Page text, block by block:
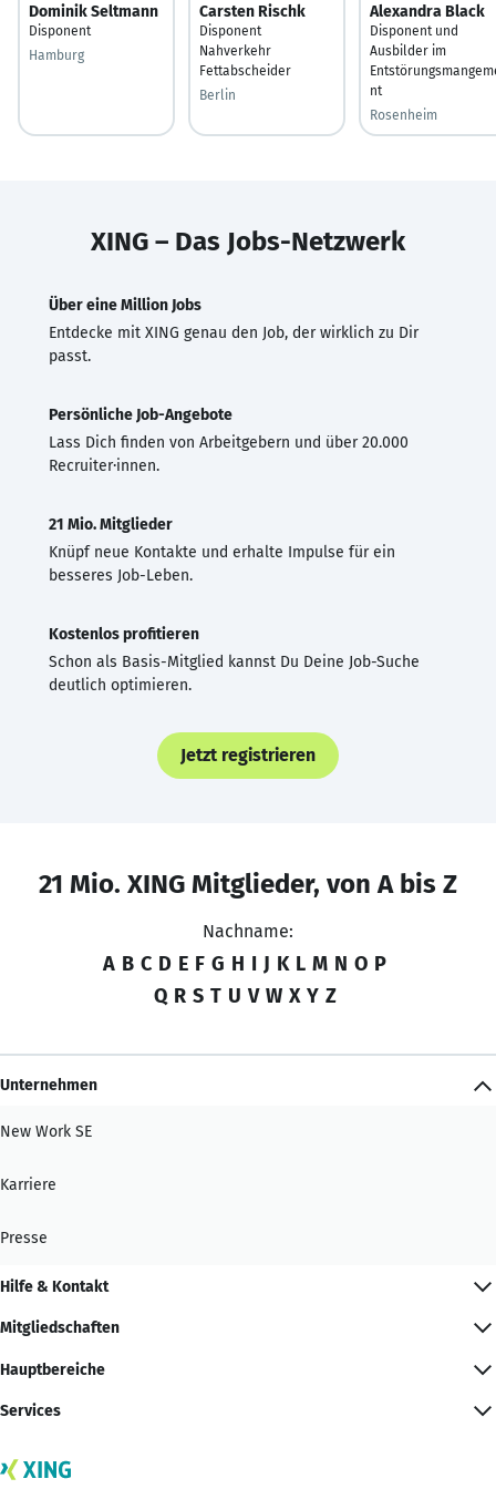
Dominik Seltmann
Disponent
Hamburg
Carsten Rischk
Disponent
Nahverkehr
Fettabscheider
Berlin
Alexandra Black
Disponent und
Ausbilder im
nt
Rosenheim
XING – Das Jobs-Netzwerk
Über eine Million Jobs
Entdecke mit XING genau den Job, der wirklich zu Dir
passt.
Persönliche Job-Angebote
Lass Dich finden von Arbeitgebern und über 20.000
Recruiter·innen.
21 Mio. Mitglieder
Knüpf neue Kontakte und erhalte Impulse für ein
besseres Job-Leben.
Kostenlos profitieren
Schon als Basis-Mitglied kannst Du Deine Job-Suche
deutlich optimieren.
Jetzt registrieren
21 Mio. XING Mitglieder, von A bis Z
Nachname:
A B C D E F G H I J K L M N O P
Q R S T U V W X Y Z
Unternehmen
New Work SE
Karriere
Presse
Hilfe & Kontakt
Mitgliedschaften
Hauptbereiche
Services